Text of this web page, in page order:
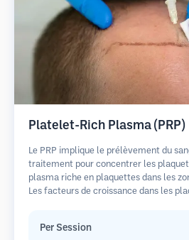
Platelet-Rich Plasma (PRP)
Le PRP implique le prélèvement du
traitement pour concentrer les
plasma riche en plaquettes dans les
Les facteurs de croissance dans les
Plusieurs séances sont généralement
Per Session